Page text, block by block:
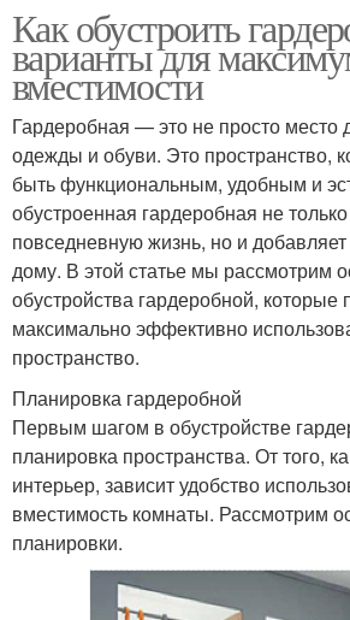
Как обустроить
варианты для
вместимости
Гардеробная — это не просто место
одежды и обуви. Это пространство,
быть функциональным, удобным и
обустроенная гардеробная не
повседневную жизнь, но и
дому. В этой статье мы рассмотрим
обустройства гардеробной, которые
максимально эффективно
пространство.
Планировка гардеробной
Первым шагом в обустройстве
планировка пространства. От того,
интерьер, зависит удобство
вместимость комнаты. Рассмотрим
планировки.